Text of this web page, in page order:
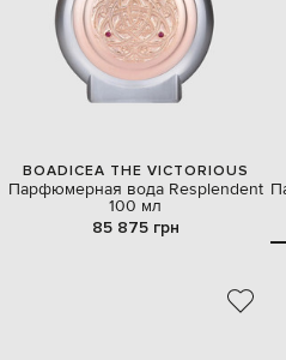
BOADICEA THE VICTORIOUS
Парфюмерная вода Resplendent
100 мл
85 875 грн